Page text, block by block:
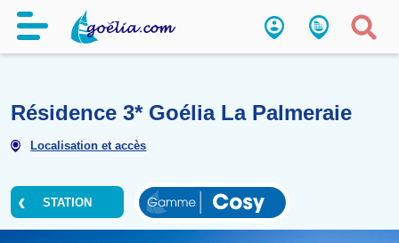
Résidence 3* Goélia La